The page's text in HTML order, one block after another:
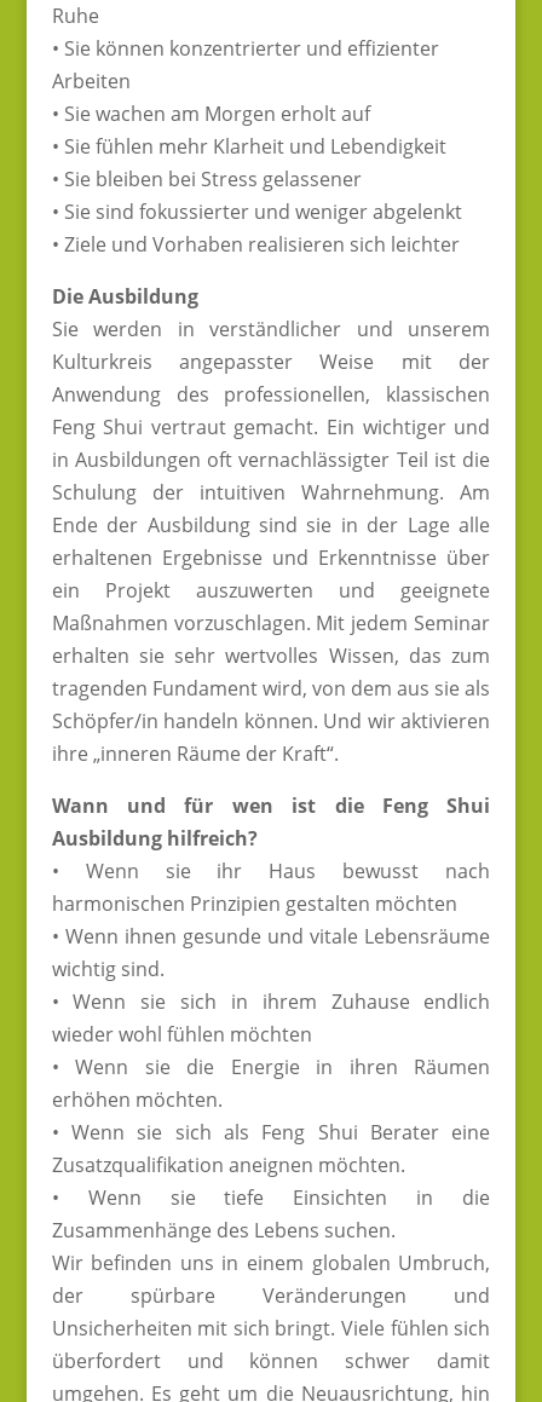
Ruhe
• Sie können konzentrierter und effizienter
Arbeiten
• Sie wachen am Morgen erholt auf
• Sie fühlen mehr Klarheit und Lebendigkeit
• Sie bleiben bei Stress gelassener
• Sie sind fokussierter und weniger abgelenkt
• Ziele und Vorhaben realisieren sich leichter
Die Ausbildung
Sie werden in verständlicher und unserem
Kulturkreis angepasster Weise mit der
Anwendung des professionellen, klassischen
Feng Shui vertraut gemacht. Ein wichtiger und
in Ausbildungen oft vernachlässigter Teil ist die
Schulung der intuitiven Wahrnehmung. Am
Ende der Ausbildung sind sie in der Lage alle
erhaltenen Ergebnisse und Erkenntnisse über
ein Projekt auszuwerten und geeignete
Maßnahmen vorzuschlagen. Mit jedem Seminar
erhalten sie sehr wertvolles Wissen, das zum
tragenden Fundament wird, von dem aus sie als
Schöpfer/in handeln können. Und wir aktivieren
ihre „inneren Räume der Kraft“.
Wann und für wen ist die Feng Shui
Ausbildung hilfreich?
• Wenn sie ihr Haus bewusst nach
harmonischen Prinzipien gestalten möchten
• Wenn ihnen gesunde und vitale Lebensräume
wichtig sind.
• Wenn sie sich in ihrem Zuhause endlich
wieder wohl fühlen möchten
• Wenn sie die Energie in ihren Räumen
erhöhen möchten.
• Wenn sie sich als Feng Shui Berater eine
Zusatzqualifikation aneignen möchten.
• Wenn sie tiefe Einsichten in die
Zusammenhänge des Lebens suchen.
Wir befinden uns in einem globalen Umbruch,
der spürbare Veränderungen und
Unsicherheiten mit sich bringt. Viele fühlen sich
überfordert und können schwer damit
umgehen. Es geht um die Neuausrichtung, hin